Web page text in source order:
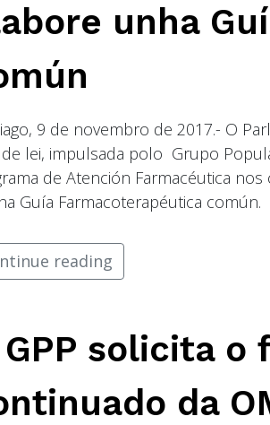
unha
9 de novembro de 2017.- O
lei, impulsada polo Grupo
de Atención Farmacéutica
Guía Farmacoterapéutica común.
reading
GPP solicita
da